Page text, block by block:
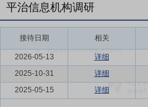
平治信息机构调研
接待日期 相关
2026-05-13 详细
2025-10-31
详细
2025-05-15
详细